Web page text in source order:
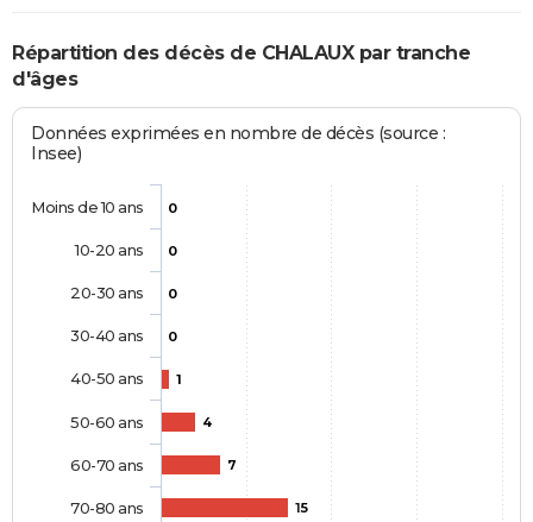
Répartition des décès de CHALAUX par tranche
d'âges
Données exprimées en nombre de décès (source :
Insee)
0
0
0
0
1
4
7
15
Moins de 10 ans
10-20 ans
20-30 ans
30-40 ans
40-50 ans
50-60 ans
60-70 ans
70-80 ans